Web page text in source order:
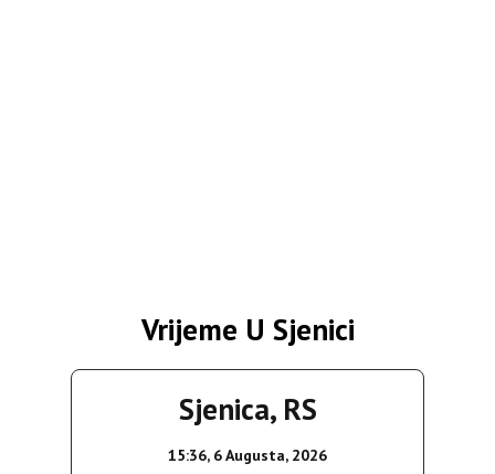
Vrijeme U Sjenici
Sjenica, RS
15:36, 6 Augusta, 2026